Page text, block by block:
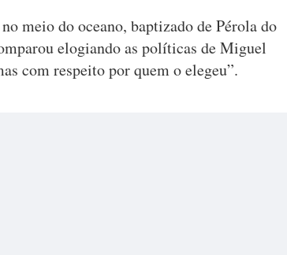
meio do oceano, baptizado de Pérola do
elogiando as políticas de Miguel
com respeito por quem o elegeu”.